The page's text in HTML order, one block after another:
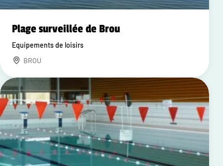
Plage surveillée de Brou
Equipements de loisirs
BROU